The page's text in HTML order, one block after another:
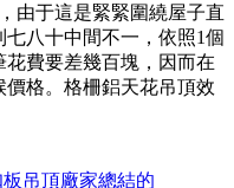
由于這是緊緊圍繞屋子直
八十中間不一，依照1個
費要差幾百塊，因而在
格。格柵鋁天花吊頂效